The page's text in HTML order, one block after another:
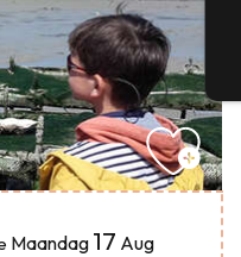
Maandag 17 Aug